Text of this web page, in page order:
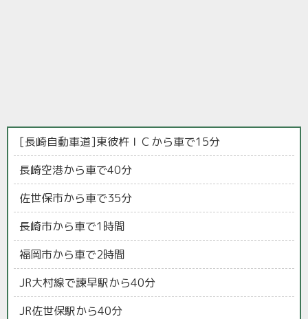
[長崎自動車道]東彼杵ＩＣから車で15分
長崎空港から車で40分
佐世保市から車で35分
長崎市から車で1時間
福岡市から車で2時間
JR大村線で諫早駅から40分
JR佐世保駅から40分